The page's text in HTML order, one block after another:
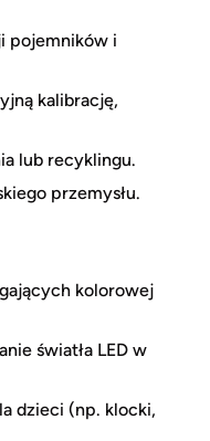
pojemników i
kalibrację,
lub recyklingu.
przemysłu.
kolorowej
światła LED w
dzieci (np. klocki,